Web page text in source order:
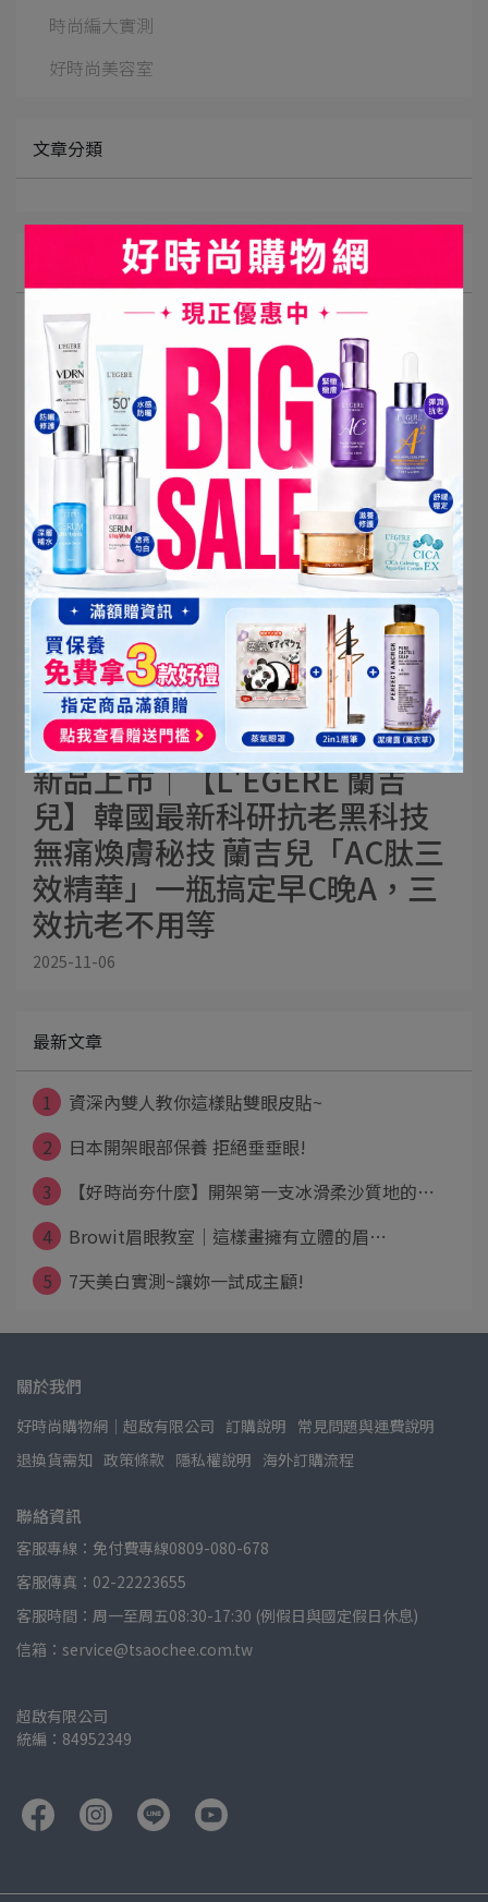
時尚編大實測
好時尚美容室
文章分類
【公告】本島宅配免運門檻調
整說明（2026/3/1 起生效）
2026-02-26
新品上市│【L'EGERE 蘭吉
兒】韓國最新科研抗老黑科技
無痛煥膚秘技 蘭吉兒「AC肽三
效精華」一瓶搞定早C晚A，三
效抗老不用等
2025-11-06
最新文章
1
資深內雙人教你這樣貼雙眼皮貼~
2
日本開架眼部保養 拒絕垂垂眼!
3
【好時尚夯什麼】開架第一支冰滑柔沙質地的⋯
4
Browit眉眼教室｜這樣畫擁有立體的眉⋯
5
7天美白實測~讓妳一試成主顧!
關於我們
好時尚購物網│超啟有限公司 訂購說明 常見問題與運費說明
退換貨需知 政策條款 隱私權說明 海外訂購流程
聯絡資訊
客服專線：免付費專線0809-080-678
客服傳真：02-22223655
客服時間：周一至周五08:30-17:30 (例假日與國定假日休息)
信箱：service@tsaochee.com.tw
超啟有限公司
統編：84952349